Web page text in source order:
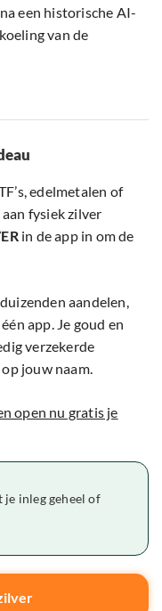
een historische AI-
van de
edelmetalen of
fysiek zilver
in de app in om de
aandelen,
app. Je goud en
verzekerde
jouw naam.
open nu gratis je
je inleg geheel of